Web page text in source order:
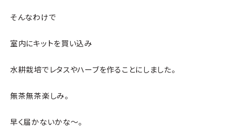
そんなわけで
室内にキットを買い込み
水耕栽培でレタスやハーブを作ることにしました。
無茶無茶楽しみ。
早く届かないかな～。